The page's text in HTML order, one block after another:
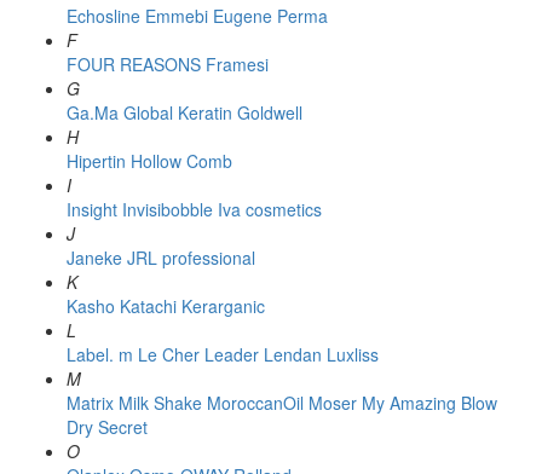
Echosline Emmebi Eugene Perma
F
FOUR REASONS Framesi
G
Ga.Ma Global Keratin Goldwell
H
Hipertin Hollow Comb
I
Insight Invisibobble Iva cosmetics
J
Janeke JRL professional
K
Kasho Katachi Kerarganic
L
Label. m Le Cher Leader Lendan Luxliss
M
Matrix Milk Shake MoroccanOil Moser My Amazing Blow
Dry Secret
O